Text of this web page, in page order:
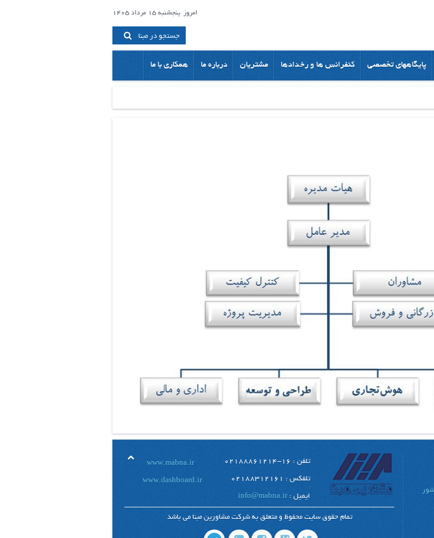
پنجشنبه 15 مرداد 1405 امروز
جستجو در مبنا
پایگاههای تخصصی کنفرانس ها و رخدادها مشتریان درباره ما همکاری با ما
www.mabna.ir تلفن : 16-02188861214
www.dashboard.ir تلفکس : 02188312161
ایمیل : info@mabna.ir
تمام حقوق سایت محفوظ و متعلق به شرکت مشاورین مبنا می باشد